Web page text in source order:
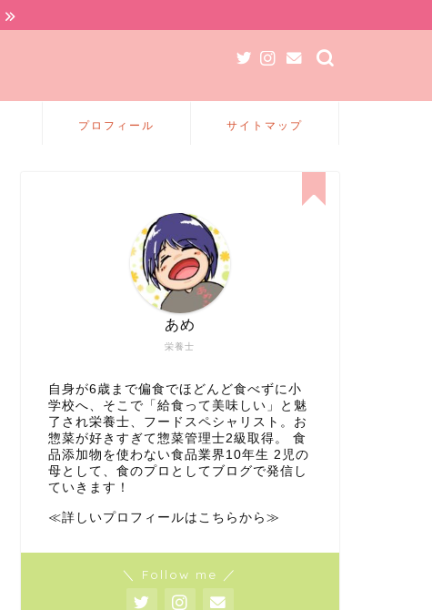
プロフィール サイトマップ
栄養士
あめ
自身が6歳まで偏食でほどんど食べずに小
学校へ、そこで「給食って美味しい」と魅
了され栄養士、フードスペシャリスト。お
惣菜が好きすぎて惣菜管理士2級取得。 食
品添加物を使わない食品業界10年生 2児の
母として、食のプロとしてブログで発信し
ていきます！
≪詳しいプロフィールはこちらから≫
＼ Follow me ／